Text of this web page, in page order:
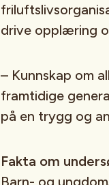
drive opplæring
– Kunnskap om
framtidige
på en trygg og
Fakta om
Barn- og